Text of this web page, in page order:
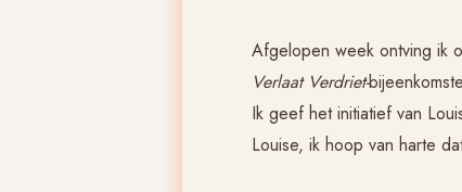
Afgelopen week ontving ik
Verlaat Verdriet-
Ik geef het initiatief van
Louise, ik hoop van harte